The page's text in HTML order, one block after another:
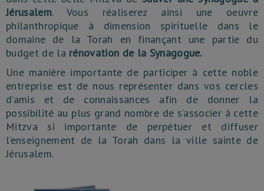
Jérusalem. Vous réaliserez ainsi une oeuvre
philanthropique à dimension spirituelle dans le
domaine de la Torah en finançant une partie du
budget de la rénovation de la Synagogue.
Une manière importante de participer à cette noble
entreprise est de nous représenter dans vos cercles
d’amis et de connaissances afin de donner la
possibilité au plus grand nombre de s’associer à cette
Mitzva si importante de perpétuer et diffuser
l’enseignement de la Torah dans la ville sainte de
Jérusalem.